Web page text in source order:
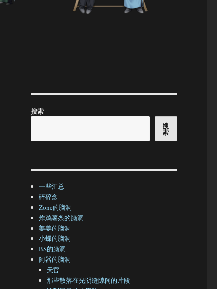
搜索
搜
索
一些汇总
碎碎念
Zone的脑洞
炸鸡薯条的脑洞
姜姜的脑洞
小蝶的脑洞
BS的脑洞
阿器的脑洞
天官
那些散落在光阴缝隙间的片段